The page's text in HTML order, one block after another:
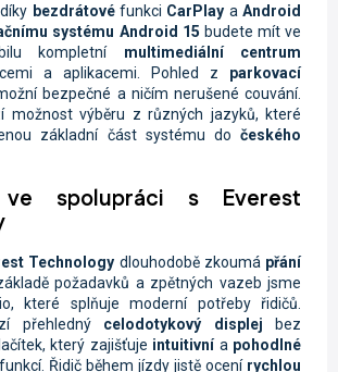
bezdrátovéfunkci CarPlay a Android
systému Android 15 budete mít ve
kompletní multimediální centrum
a aplikacemi. Pohled z parkovací
bezpečné a ničím nerušené couvání.
možnost výběru z různých jazyků, které
základní část systému do českého
ve spolupráci s Everest
Technology dlouhodobě zkoumá přání
požadavků a zpětných vazeb jsme
které splňuje moderní potřeby řidičů.
přehledný celodotykový displej bez
který zajišťuje intuitivnía pohodlné
Řidič během jízdy jistě ocení rychlou